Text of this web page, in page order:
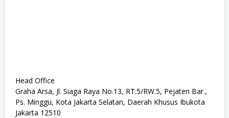
Head Office
Graha Arsa, Jl. Siaga Raya No.13, RT.5/RW.5, Pejaten Bar.,
Ps. Minggu, Kota Jakarta Selatan, Daerah Khusus Ibukota
Jakarta 12510